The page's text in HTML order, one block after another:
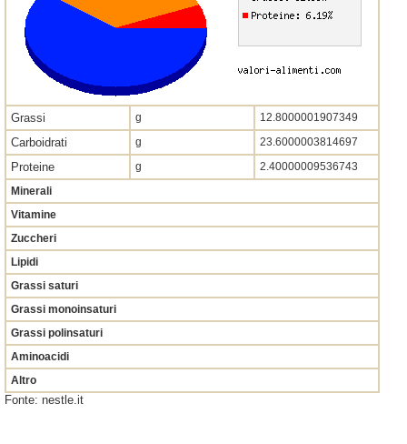
Grassi g 12.8000001907349
Carboidrati g 23.6000003814697
Proteine g
2.40000009536743
Minerali
Vitamine
Zuccheri
Lipidi
Grassi saturi
Grassi monoinsaturi
Grassi polinsaturi
Aminoacidi
Altro
Fonte: nestle.it